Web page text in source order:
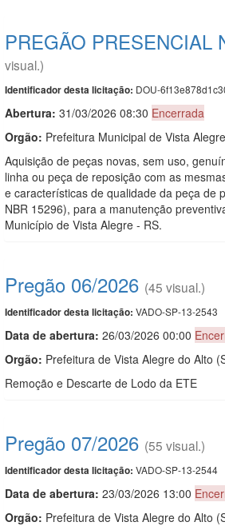
PREGÃO PRESENCIAL
visual.)
Identificador desta licitação: DOU-
Abertura: 31/03/2026 08:30 Encerrada
Orgão: Prefeitura Municipal de Vista Alegre
Aquisição de peças novas, sem uso,
linha ou peça de reposição com as
e características de qualidade da peça de
NBR 15296), para a manutenção
Município de Vista Alegre - RS.
Pregão 06/2026 (45 visual.)
Identificador desta licitação: VADO-SP-13-2543
Data de abertura: 26/03/2026 00:00
Orgão: Prefeitura de Vista Alegre do Alto
Remoção e Descarte de Lodo da ETE
Pregão 07/2026 (55 visual.)
Identificador desta licitação: VADO-SP-13-2544
Data de abertura: 23/03/2026 13:00
Orgão: Prefeitura de Vista Alegre do Alto